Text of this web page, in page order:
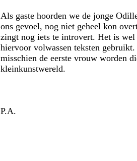
Als gaste hoorden we de jonge
ons gevoel, nog niet geheel kon
zingt nog iets te introvert. Het is wel
hiervoor volwassen teksten
misschien de eerste vrouw worden
kleinkunstwereld.
P.A.